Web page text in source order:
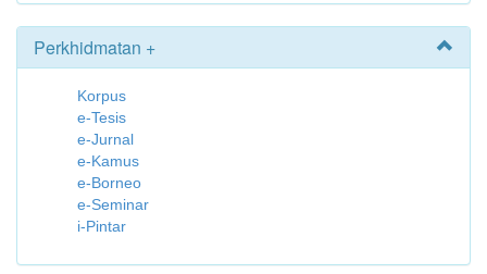
Perkhidmatan +
Korpus
e-Tesis
e-Jurnal
e-Kamus
e-Borneo
e-Seminar
i-Pintar